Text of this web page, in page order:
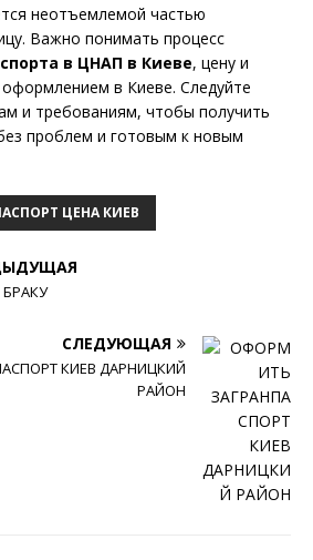
неотъемлемой частью
Важно понимать процесс
в ЦНАП в Киеве, цену и
в Киеве. Следуйте
и требованиям, чтобы получить
проблем и готовым к новым
ЦЕНА КИЕВ
СЛЕДУЮЩАЯ
КИЕВ ДАРНИЦКИЙ
РАЙОН